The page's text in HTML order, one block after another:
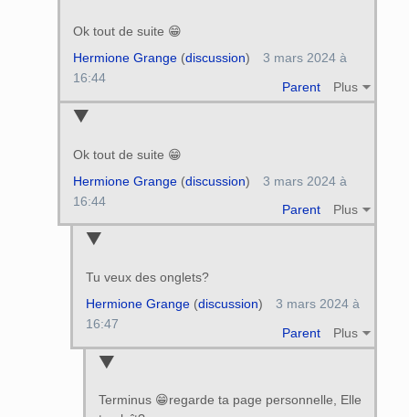
Ok tout de suite 😁
Parent Plus
Hermione Grange(discussion)
3 mars 2024 à
16:44
Ok tout de suite 😁
Parent Plus
Hermione Grange(discussion)
3 mars 2024 à
16:44
Tu veux des onglets?
Parent Plus
Hermione Grange(discussion)
3 mars 2024 à
16:47
Terminus 😁regarde ta page personnelle, Elle